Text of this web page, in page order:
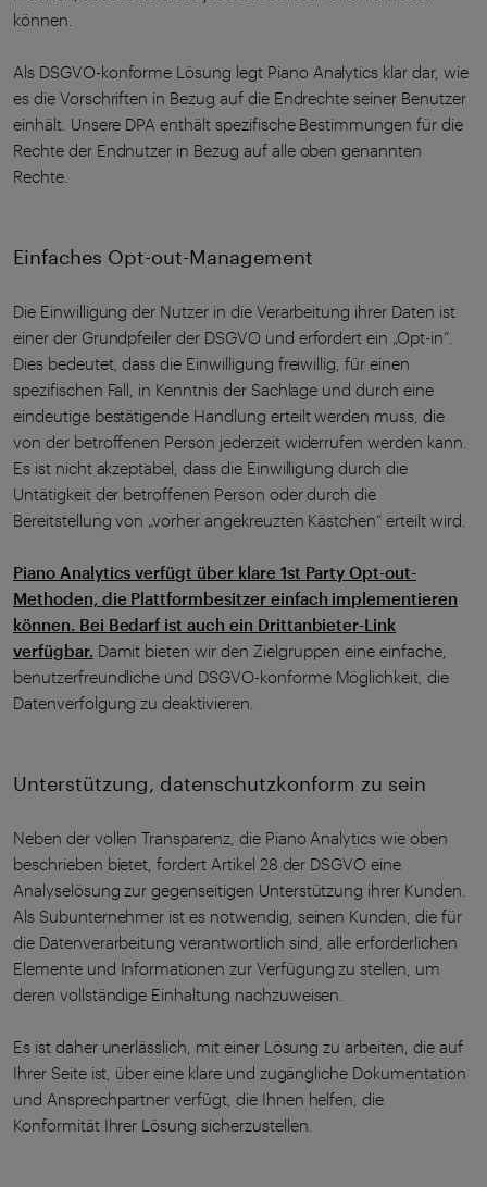
können.
Als DSGVO-konforme Lösung legt Piano Analytics klar dar, wie
es die Vorschriften in Bezug auf die Endrechte seiner Benutzer
einhält. Unsere DPA enthält spezifische Bestimmungen für die
Rechte der Endnutzer in Bezug auf alle oben genannten
Rechte.
Einfaches Opt-out-Management
Die Einwilligung der Nutzer in die Verarbeitung ihrer Daten ist
einer der Grundpfeiler der DSGVO und erfordert ein „Opt-in“.
Dies bedeutet, dass die Einwilligung freiwillig, für einen
spezifischen Fall, in Kenntnis der Sachlage und durch eine
eindeutige bestätigende Handlung erteilt werden muss, die
von der betroffenen Person jederzeit widerrufen werden kann.
Es ist nicht akzeptabel, dass die Einwilligung durch die
Untätigkeit der betroffenen Person oder durch die
Bereitstellung von „vorher angekreuzten Kästchen“ erteilt wird.
Piano Analytics verfügt über klare 1st Party Opt-out-
Methoden, die Plattformbesitzer einfach implementieren
können. Bei Bedarf ist auch ein Drittanbieter-Link
verfügbar. Damit bieten wir den Zielgruppen eine einfache,
benutzerfreundliche und DSGVO-konforme Möglichkeit, die
Datenverfolgung zu deaktivieren.
Unterstützung, datenschutzkonform zu sein
Neben der vollen Transparenz, die Piano Analytics wie oben
beschrieben bietet, fordert Artikel 28 der DSGVO eine
Analyselösung zur gegenseitigen Unterstützung ihrer Kunden.
Als Subunternehmer ist es notwendig, seinen Kunden, die für
die Datenverarbeitung verantwortlich sind, alle erforderlichen
Elemente und Informationen zur Verfügung zu stellen, um
deren vollständige Einhaltung nachzuweisen.
Es ist daher unerlässlich, mit einer Lösung zu arbeiten, die auf
Ihrer Seite ist, über eine klare und zugängliche Dokumentation
und Ansprechpartner verfügt, die Ihnen helfen, die
Konformität Ihrer Lösung sicherzustellen.